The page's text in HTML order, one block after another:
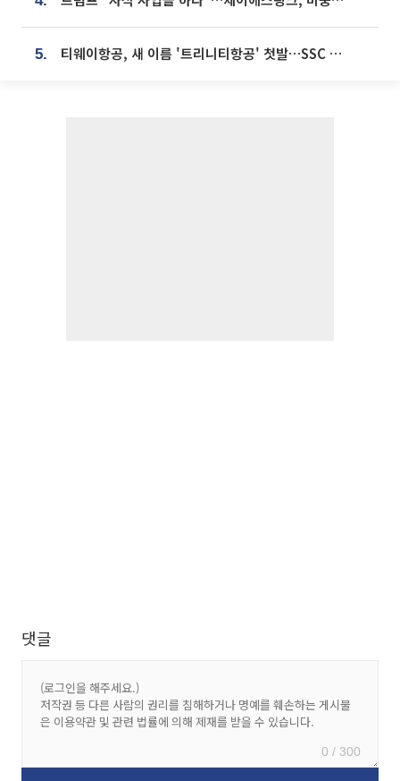
5. 티웨이항공, 새 이름 '트리니티항공' 첫발…SSC 전략 본격화
댓글
0 / 300